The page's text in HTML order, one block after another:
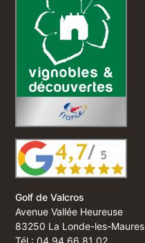
Golf de Valcros
Avenue Vallée Heureuse
83250 La Londe-les-Maures